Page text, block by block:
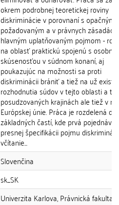
okrem podrobnej teoretickej roviny
diskriminácie v porovnaní s opačným
požadovaným a v právnych zásadách
hlavným uplatňovaným pojmom -
na oblasť praktickú spojenú s
skúsenosťou v súdnom konaní, aj
poukazujúc na možnosti sa proti
diskriminácii brániť a tiež na už
rozhodnutia súdov v tejto oblasti a to
posudzovaných krajinách ale tiež v
Európskej únie. Práca je rozdelená
základných častí, kde prvá pojednáva
presnej špecifikácii pojmu
včítanie...
Slovenčina
sk_SK
Univerzita Karlova, Právnická fakulta